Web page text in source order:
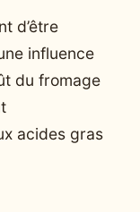
d’être
influence
du fromage
acides gras